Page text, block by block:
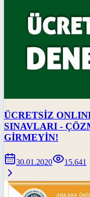
ÜCRETSİZ
SINAVLARI -
GİRMEYİN!
30.01.2020 15.641